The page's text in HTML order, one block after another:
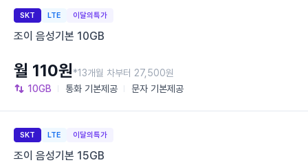
SKT LTE 이달의특가
조이 음성기본 10GB
10GB 통화 기본제공 문자 기본제공
월 110원*13개월 차부터 27,500원
SKT LTE 이달의특가
조이 음성기본 15GB